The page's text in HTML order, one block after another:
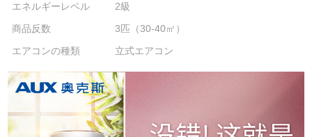
エネルギーレベル
2級
商品反数
3匹（30-40㎡）
エアコンの種類
立式エアコン